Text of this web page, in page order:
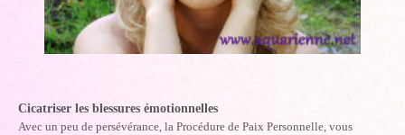
Cicatriser les blessures émotionnelles
Avec un peu de persévérance, la Procédure de Paix Personnelle, vous